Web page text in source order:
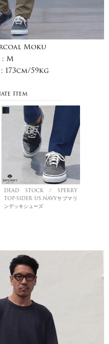
Moku
M
173cm/59kg
Item
DEAD STOCK / SPERRY
TOP-SIDER US.NAVYサブマリ
ンデッキシューズ